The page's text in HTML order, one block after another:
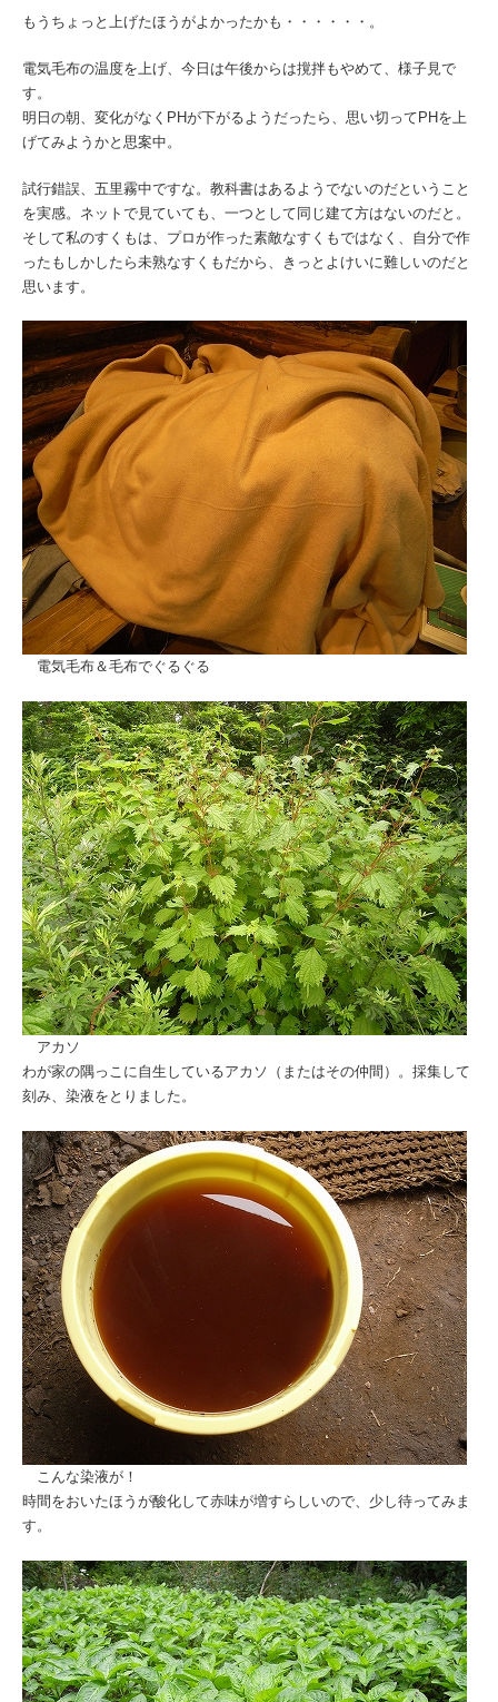
もうちょっと上げたほうがよかったかも・・・・・・。
電気毛布の温度を上げ、今日は午後からは撹拌もやめて、様子見で
す。
明日の朝、変化がなくPHが下がるようだったら、思い切ってPHを上
げてみようかと思案中。
試行錯誤、五里霧中ですな。教科書はあるようでないのだということ
を実感。ネットで見ていても、一つとして同じ建て方はないのだと。
そして私のすくもは、プロが作った素敵なすくもではなく、自分で作
ったもしかしたら未熟なすくもだから、きっとよけいに難しいのだと
思います。
電気毛布＆毛布でぐるぐる
アカソ
わが家の隅っこに自生しているアカソ（またはその仲間）。採集して
刻み、染液をとりました。
こんな染液が！
時間をおいたほうが酸化して赤味が増すらしいので、少し待ってみま
す。